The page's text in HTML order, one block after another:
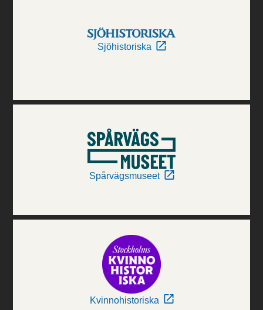
Sjöhistoriska
Spårvägsmuseet
Kvinnohistoriska